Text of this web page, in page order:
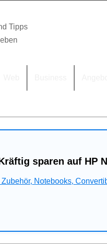
Tipps
sparen auf HP
Notebooks,